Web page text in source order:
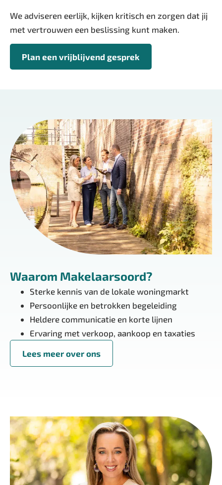
We adviseren eerlijk, kijken kritisch en zorgen dat jij
met vertrouwen een beslissing kunt maken.
Plan een vrijblijvend gesprek
Waarom Makelaarsoord?
Sterke kennis van de lokale woningmarkt
Persoonlijke en betrokken begeleiding
Heldere communicatie en korte lijnen
Ervaring met verkoop, aankoop en taxaties
Lees meer over ons